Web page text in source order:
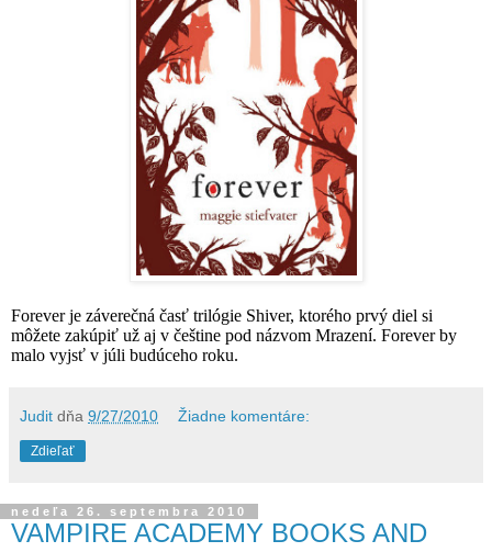
Forever je záverečná časť trilógie Shiver, ktorého prvý diel si
môžete zakúpiť už aj v češtine pod názvom Mrazení. Forever by
malo vyjsť v júli budúceho roku.
Judit dňa 9/27/2010 Žiadne komentáre:
Zdieľať
nedeľa 26. septembra 2010
VAMPIRE ACADEMY BOOKS AND